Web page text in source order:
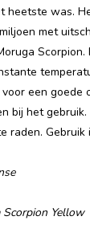
heetste was.
met
een goede
bij het
raden.
Scorpion Yellow